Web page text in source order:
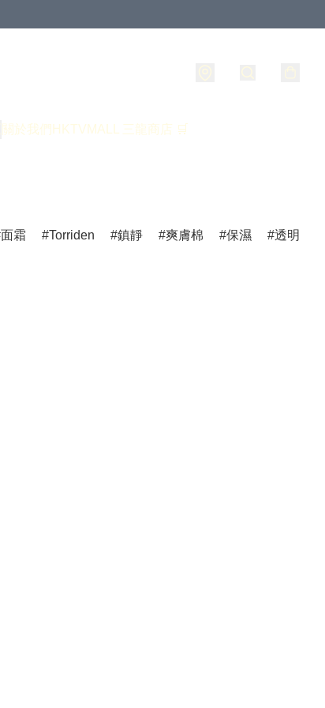
關於我們 HKTVMALL 三龍商店 🛒
面霜 Torriden 鎮靜 爽膚棉 保濕 透明質酸